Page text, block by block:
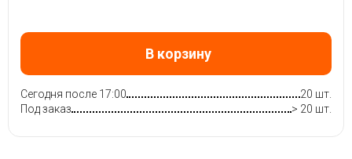
В корзину
Сегодня после 17:00
20 шт.
Под заказ
> 20 шт.